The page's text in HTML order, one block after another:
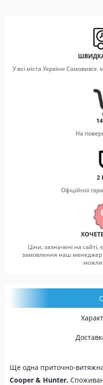
У всі міста України
На
2
Офіційної
Ціни, зазначені на
замовлення наш менеджер
Ще одна приточно-
Cooper & Hunter.